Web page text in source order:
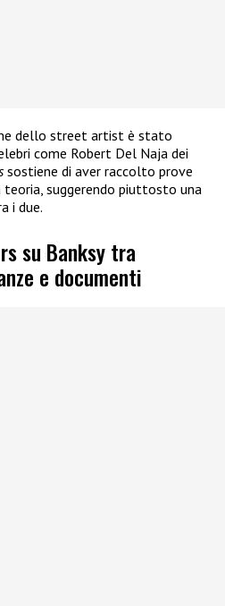
dello street artist è stato
come Robert Del Naja dei
sostiene di aver raccolto prove
teoria, suggerendo piuttosto una
i due.
su Banksy tra
e documenti